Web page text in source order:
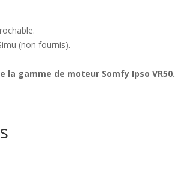
(non fournis).
la gamme de moteur Somfy Ipso VR50.